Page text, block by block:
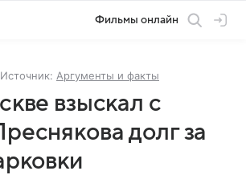
Фильмы онлайн
Источник: Аргументы и факты
взыскал с
долг за